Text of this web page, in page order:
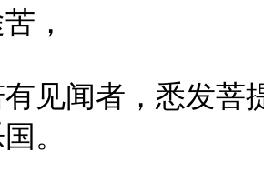
，
见闻者，悉发菩
。